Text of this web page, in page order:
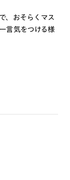
、おそらくマス
言気をつける様